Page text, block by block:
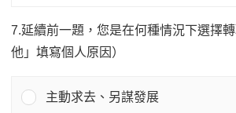
7.延續前一題，您是在何種情況下選擇
他」填寫個人原因）
主動求去、另謀發展